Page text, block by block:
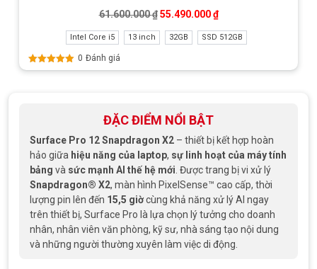
61.600.000₫ Giá gốc là: 61.600.000 ₫.
55.490.000₫Giá hiện tại là:
Intel Core i5 13 inch 32GB SSD 512GB
Được xếp
0 Đánh giá
ĐẶC ĐIỂM NỔI BẬT
Surface Pro 12 Snapdragon X2 – thiết bị kết hợp hoàn
hảo giữa hiệu năng của laptop, sự linh hoạt của máy tính
bảng và sức mạnh AI thế hệ mới . Được trang bị vi xử lý
Snapdragon® X2, màn hình PixelSense™ cao cấp, thời
lượng pin lên đến 15,5 giờcùng khả năng xử lý AI ngay
trên thiết bị, Surface Pro là lựa chọn lý tưởng cho doanh
nhân, nhân viên văn phòng, kỹ sư, nhà sáng tạo nội dung
và những người thường xuyên làm việc di động.